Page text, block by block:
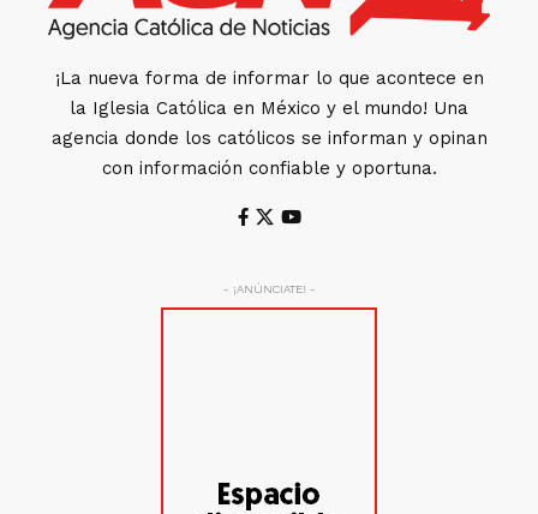
¡La nueva forma de informar lo que acontece en
la Iglesia Católica en México y el mundo! Una
agencia donde los católicos se informan y opinan
con información confiable y oportuna.
- ¡ANÚNCIATE! -